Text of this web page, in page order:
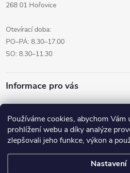
Používáme cookies, abychom
prohlížení webu a díky analýze
zlepšovali jeho funkce, výkon a
Nastavení
268 01 Hořovice
Otevírací doba:
PO–PÁ: 8.30–17.00
SO: 8.30–11.30
Informace pro vás
Přijímáme online platby